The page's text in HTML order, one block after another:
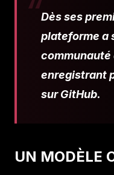
Dès ses
plateforme a
communauté
enregistrant
sur GitHub.
UN MODÈLE